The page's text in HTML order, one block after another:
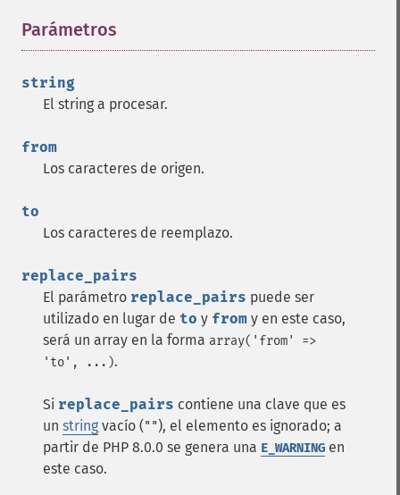
Parámetros
string
El string a procesar.
from
Los caracteres de origen.
to
Los caracteres de reemplazo.
replace_pairs
El parámetro replace_pairs puede ser
utilizado en lugar de to y from y en este caso,
será un array en la forma array('from' =>
'to', ...).
Si replace_pairs contiene una clave que es
un string vacío (""), el elemento es ignorado; a
partir de PHP 8.0.0 se genera una E_WARNING en
este caso.